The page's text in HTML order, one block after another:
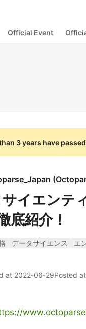
Official Event
3 years have
(
イエンテ
底紹介！
データサイエンス エ
at 2022-06-29Posted at